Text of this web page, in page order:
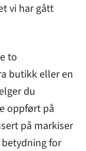
vi har gått
to
butikk eller en
du
oppført på
på markiser
betydning for